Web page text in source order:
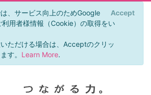
、サービス向上のためGoogle
用者様情報（Cookie）の取得をい
ただける場合は、Acceptのクリッ
す。 Learn More.
Accept
×